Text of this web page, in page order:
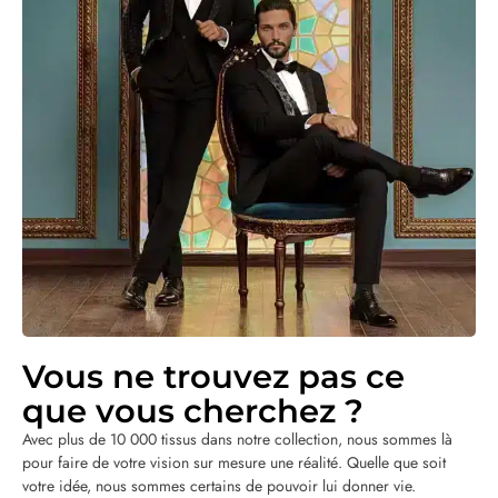
Vous ne trouvez pas ce
que vous cherchez ?
Avec plus de 10 000 tissus dans notre collection, nous sommes là
pour faire de votre vision sur mesure une réalité. Quelle que soit
votre idée, nous sommes certains de pouvoir lui donner vie.